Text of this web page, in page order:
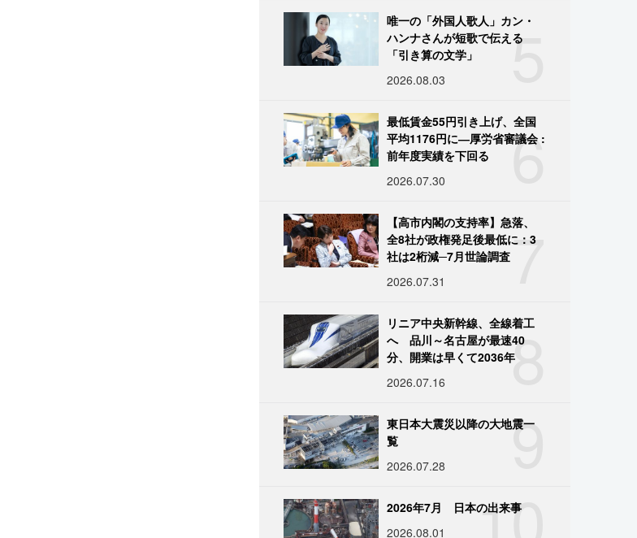
5
唯一の「外国人歌人」カン・
ハンナさんが短歌で伝える
「引き算の文学」
2026.08.03
6
最低賃金55円引き上げ、全国
平均1176円に―厚労省審議会 :
前年度実績を下回る
2026.07.30
7
【高市内閣の支持率】急落、
全8社が政権発足後最低に：3
社は2桁減─7月世論調査
2026.07.31
8
リニア中央新幹線、全線着工
へ 品川～名古屋が最速40
分、開業は早くて2036年
2026.07.16
9
東日本大震災以降の大地震一
覧
2026.07.28
10
2026年7月 日本の出来事
2026.08.01